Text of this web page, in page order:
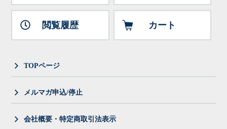
閲覧履歴 カート
TOPページ
メルマガ申込/停止
会社概要・特定商取引法表示